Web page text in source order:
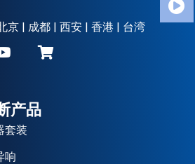
京 | 成都 | 西安 | 香港 | 台湾
产品
套装
响